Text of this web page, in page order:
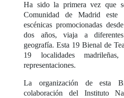
Ha sido la primera vez que
Comunidad de Madrid este
escénicas promocionadas
dos años, viaja a
geografía. Esta 19 Bienal de
19 localidades
representaciones.
La organización de esta
colaboración del Instituto